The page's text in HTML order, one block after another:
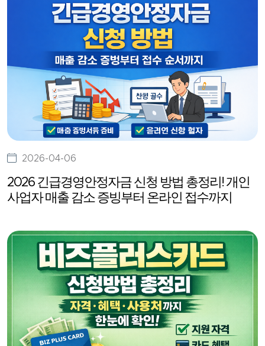
2026-04-06
2026 긴급경영안정자금 신청 방법 총정리! 개인
사업자 매출 감소 증빙부터 온라인 접수까지